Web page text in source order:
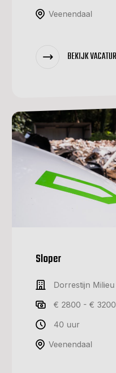
Veenendaal
BEKIJK
Sloper
Dorrestijn Milieu
€ 2800 - € 3200
40 uur
Veenendaal